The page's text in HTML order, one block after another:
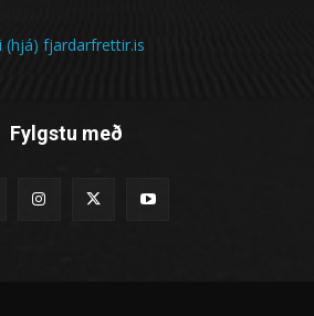
(hjá) fjardarfrettir.is
Fylgstu með